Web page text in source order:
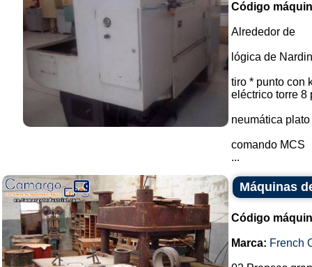
Código
Alrededor de
lógica de
tiro * punto con
eléctrico torre 8
neumática
comando MCS
...
Máquinas
Código
Marca: French